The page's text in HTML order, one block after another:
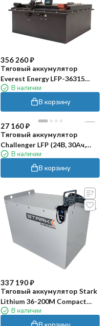
356 260₽
Тяговый аккумулятор
Everest Energy LFP-36315
(36В, 315Ач, LiFePO4)
В наличии
В корзину
27 160₽
Тяговый аккумулятор
Challenger LFP (24В, 30Ач,
LiFePO4)
В наличии
В корзину
337 190₽
Тяговый аккумулятор Stark
Lithium 36-200M Compact
(36В, 200Ач, Li-ion)
В наличии
В корзину